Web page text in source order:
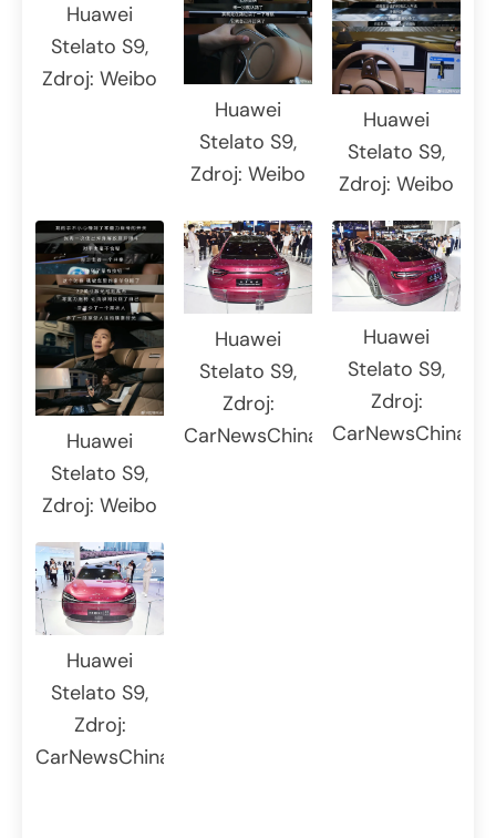
Huawei
Stelato S9,
Zdroj: Weibo
Huawei
Stelato S9,
Zdroj: Weibo
Huawei
Stelato S9,
Zdroj: Weibo
Huawei
Stelato S9,
Zdroj: Weibo
Huawei
Stelato S9,
Zdroj:
CarNewsChina.com
Huawei
Stelato S9,
Zdroj:
Huawei
Stelato S9,
Zdroj:
CarNewsChina.com